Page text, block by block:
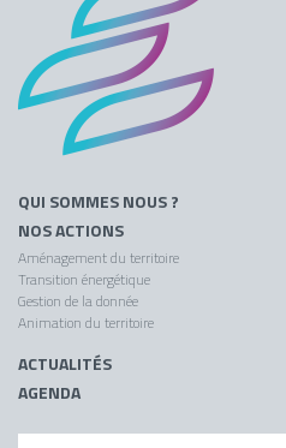
QUI SOMMES NOUS ?
NOS ACTIONS
Aménagement du territoire
Transition énergétique
Gestion de la donnée
Animation du territoire
ACTUALITÉS
AGENDA